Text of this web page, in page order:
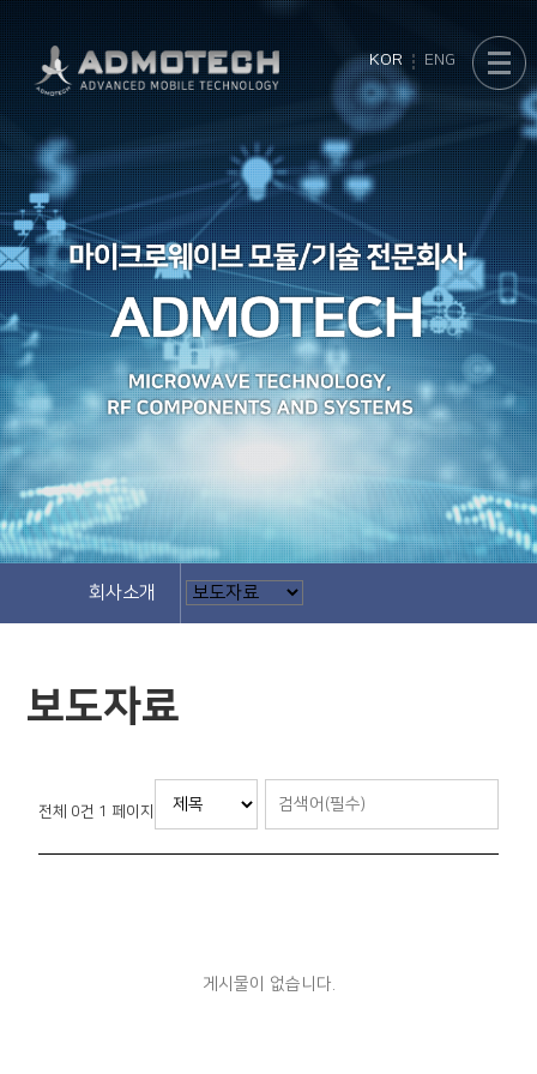
KOR ENG
회사소개
보도자료
전체 0건 1 페이지
게시물이 없습니다.